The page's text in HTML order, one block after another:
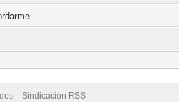
Sindicación RSS